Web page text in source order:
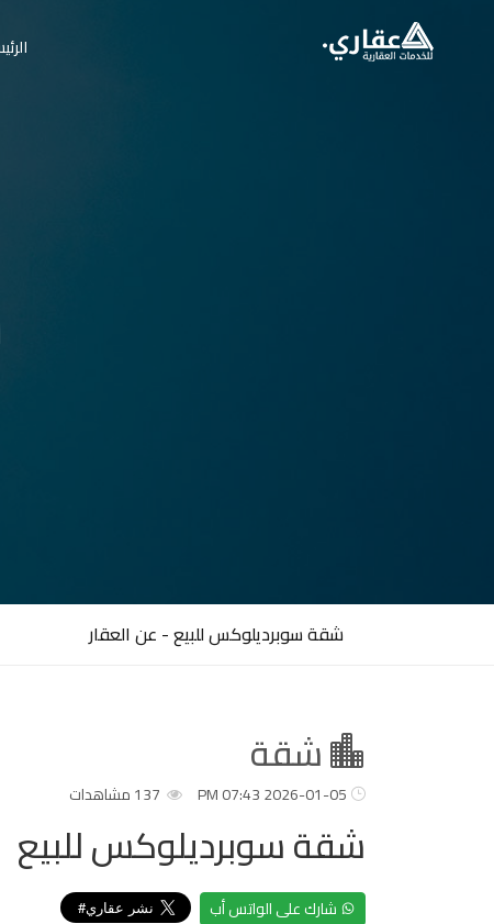
شقة سوبرديلوكس للبيع - عن العقار
شقة
شقة سوبرديلوكس للبيع
شارك على الواتس أب